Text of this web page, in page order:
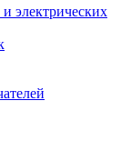
электрических